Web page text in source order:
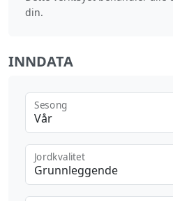
din.
INNDATA
Vår
Sesong
Grunnleggende
Jordkvalitet